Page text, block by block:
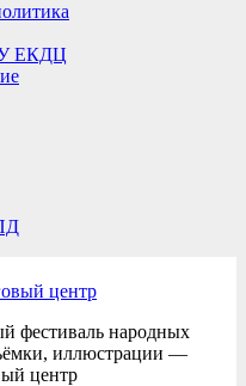
ЕКДЦ
фестиваль народных
иллюстрации —
центр